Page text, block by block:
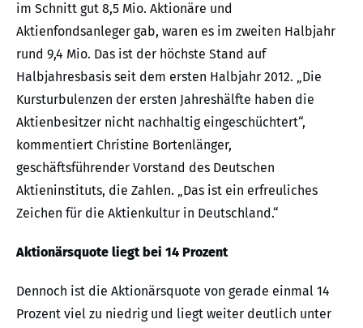
im Schnitt gut 8,5 Mio. Aktionäre und
Aktienfondsanleger gab, waren es im zweiten Halbjahr
rund 9,4 Mio. Das ist der höchste Stand auf
Halbjahresbasis seit dem ersten Halbjahr 2012. „Die
Kursturbulenzen der ersten Jahreshälfte haben die
Aktienbesitzer nicht nachhaltig eingeschüchtert“,
kommentiert Christine Bortenlänger,
geschäftsführender Vorstand des Deutschen
Aktieninstituts, die Zahlen. „Das ist ein erfreuliches
Zeichen für die Aktienkultur in Deutschland.“
Aktionärsquote liegt bei 14 Prozent
Dennoch ist die Aktionärsquote von gerade einmal 14
Prozent viel zu niedrig und liegt weiter deutlich unter